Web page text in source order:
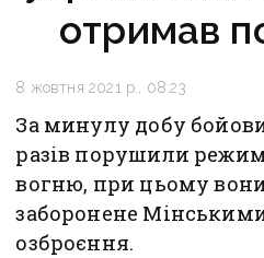
отримав
8 жовтня 2021 р., 08:23
За минулу добу
разів порушили
вогню, при цьому
заборонене
озброєння.